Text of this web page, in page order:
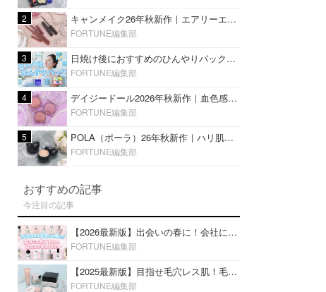
2 キャンメイク26年秋新作｜エアリーエクステンションライナー＆カールスナイパーマスカラ新色をレビュー
FORTUNE編集部
3 日焼け後におすすめのひんやりパック14選｜暑い夏にぴったりな冷凍／鎮静／うるおいチャージマスクを紹介
FORTUNE編集部
4 デイジードール2026年秋新作｜血色感が可愛い♡『パウダー ブラッシュ ブルーム』新3色をレビュー
FORTUNE編集部
5 POLA（ポーラ）26年秋新作｜ハリ肌を叶える『B.A デイ プランプ ファンデーション』を口コミ
FORTUNE編集部
おすすめの記事
今注目の記事
【2026最新版】出会いの春に！会社にもおすすめの好印象な香水14選♡ビジネスの場での香水マナーも
FORTUNE編集部
【2025最新版】目指せ毛穴レス肌！毛穴を埋めて隠す「おすすめ部分用下地＆プライマー」ランキング♡
FORTUNE編集部